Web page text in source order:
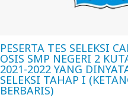
PESERTA TES SELEKSI
OSIS SMP NEGERI 2
2021-2022 YANG
SELEKSI TAHAP I
BERBARIS)